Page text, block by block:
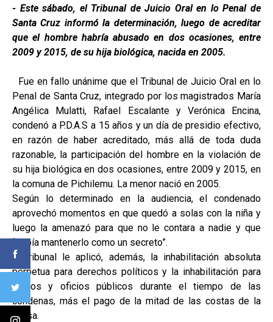
- Este sábado, el Tribunal de Juicio Oral en lo Penal de
Santa Cruz informó la determinación, luego de acreditar
que el hombre habría abusado en dos ocasiones, entre
2009 y 2015, de su hija biológica, nacida en 2005.
Fue en fallo unánime que el Tribunal de Juicio Oral en lo
Penal de Santa Cruz, integrado por los magistrados María
Angélica Mulatti, Rafael Escalante y Verónica Encina,
condenó a P.D.A.S a 15 años y un día de presidio efectivo,
en razón de haber acreditado, más allá de toda duda
razonable, la participación del hombre en la violación de
su hija biológica en dos ocasiones, entre 2009 y 2015, en
la comuna de Pichilemu. La menor nació en 2005.
Según lo determinado en la audiencia, el condenado
aprovechó momentos en que quedó a solas con la niña y
luego la amenazó para que no le contara a nadie y que
“debía mantenerlo como un secreto”.
El tribunal le aplicó, además, la inhabilitación absoluta
perpetua para derechos políticos y la inhabilitación para
cargos y oficios públicos durante el tiempo de las
condenas, más el pago de la mitad de las costas de la
causa.